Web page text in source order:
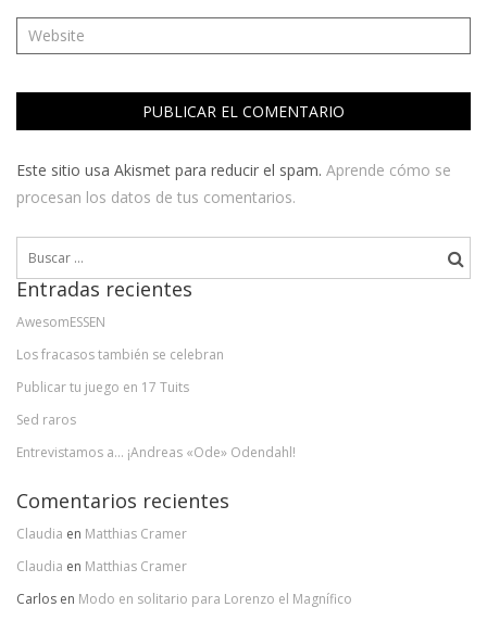
Este sitio usa Akismet para reducir el spam. Aprende cómo se
procesan los datos de tus comentarios.
Entradas recientes
AwesomESSEN
Los fracasos también se celebran
Publicar tu juego en 17 Tuits
Sed raros
Entrevistamos a… ¡Andreas «Ode» Odendahl!
Comentarios recientes
Claudia en Matthias Cramer
Claudia en Matthias Cramer
Carlos en Modo en solitario para Lorenzo el Magnífico